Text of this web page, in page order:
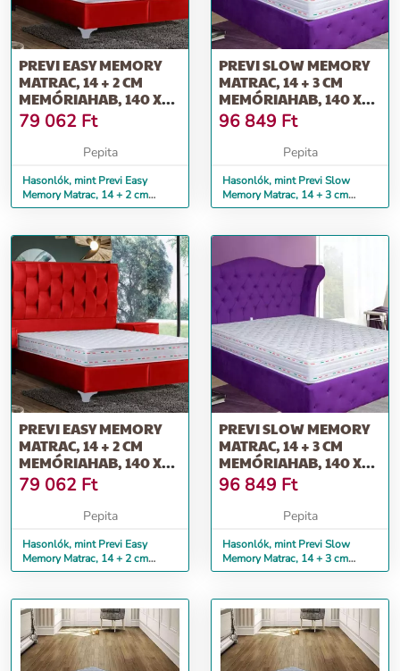
PREVI EASY MEMORY
MATRAC, 14 + 2 CM
MEMÓRIAHAB, 140 X
200 CM
79 062 Ft
Pepita
Hasonlók, mint Previ Easy
Memory Matrac, 14 + 2 cm
memóriahab, 140 x 200 cm
PREVI SLOW MEMORY
MATRAC, 14 + 3 CM
MEMÓRIAHAB, 140 X
200 CM
96 849 Ft
Pepita
Hasonlók, mint Previ Slow
Memory Matrac, 14 + 3 cm
memóriahab, 140 x 200 cm
PREVI EASY MEMORY
MATRAC, 14 + 2 CM
MEMÓRIAHAB, 140 X
190 CM
79 062 Ft
Pepita
Hasonlók, mint Previ Easy
Memory Matrac, 14 + 2 cm
memóriahab, 140 x 190 cm
PREVI SLOW MEMORY
MATRAC, 14 + 3 CM
MEMÓRIAHAB, 140 X
190 CM
96 849 Ft
Pepita
Hasonlók, mint Previ Slow
Memory Matrac, 14 + 3 cm
memóriahab, 140 x 190 cm